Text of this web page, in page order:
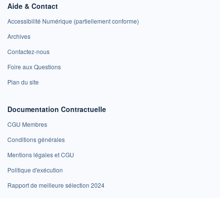
Aide & Contact
Accessibilité Numérique (partiellement conforme)
Archives
Contactez-nous
Foire aux Questions
Plan du site
Documentation Contractuelle
CGU Membres
Conditions générales
Mentions légales et CGU
Politique d'exécution
Rapport de meilleure sélection 2024